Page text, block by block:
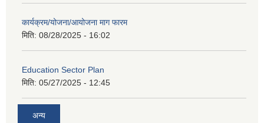
कार्यक्रम/योजना/आयोजना माग फारम
मिति: 08/28/2025 - 16:02
Education Sector Plan
मिति: 05/27/2025 - 12:45
अन्य